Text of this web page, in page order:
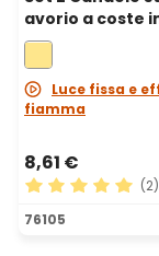
avorio a coste
fiamma 3D con
stoppino, h 23 cm
Luce fissa e
fiamma
8,61 €
Valutazione
(2)
76105